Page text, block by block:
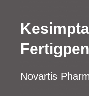
Fertigpen
Novartis